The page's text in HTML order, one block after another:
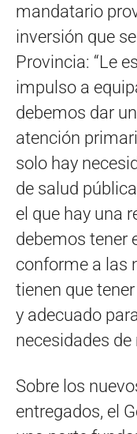
mandatario
inversión que
Provincia: “Le
impulso a
debemos dar
atención
solo hay
de salud
el que hay una
debemos tener
conforme a las
tienen que
y adecuado
necesidades de
Sobre los
entregados, el